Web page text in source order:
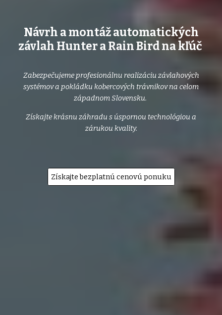
Návrh a montáž automatických
závlah Hunter a Rain Bird na kľúč
Zabezpečujeme profesionálnu realizáciu závlahových
systémov a pokládku kobercových trávnikov na celom
západnom Slovensku.
Získajte krásnu záhradu s úspornou technológiou a
zárukou kvality.
Získajte bezplatnú cenovú ponuku